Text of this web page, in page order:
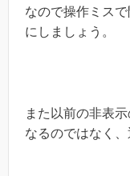
なので操作ミス
にしましょう。
また以前の非表
なるのではなく